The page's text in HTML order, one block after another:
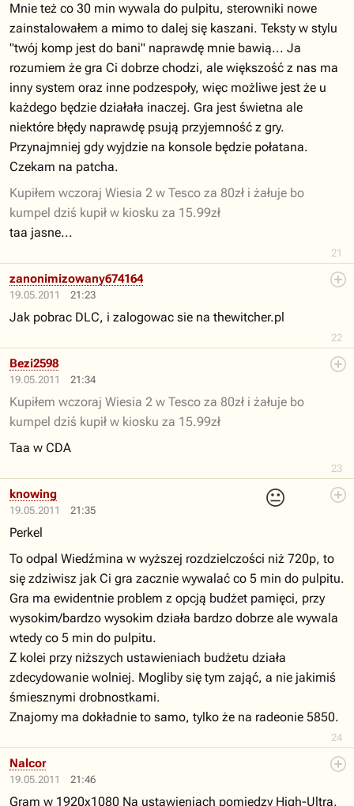
21
Mnie też co 30 min wywala do pulpitu, sterowniki nowe
zainstalowałem a mimo to dalej się kaszani. Teksty w stylu
"twój komp jest do bani" naprawdę mnie bawią... Ja
rozumiem że gra Ci dobrze chodzi, ale większość z nas ma
inny system oraz inne podzespoły, więc możliwe jest że u
każdego będzie działała inaczej. Gra jest świetna ale
niektóre błędy naprawdę psują przyjemność z gry.
Przynajmniej gdy wyjdzie na konsole będzie połatana.
Czekam na patcha.
Kupiłem wczoraj Wiesia 2 w Tesco za 80zł i żałuje bo
kumpel dziś kupił w kiosku za 15.99zł
taa jasne...
19.05.2011 21:23
22
zanonimizowany674164
Jak pobrac DLC, i zalogowac sie na thewitcher.pl
19.05.2011 21:34
23
Bezi2598
Kupiłem wczoraj Wiesia 2 w Tesco za 80zł i żałuje bo
kumpel dziś kupił w kiosku za 15.99zł
Taa w CDA
19.05.2011 21:35
😐
24
knowing
Perkel
To odpal Wiedźmina w wyższej rozdzielczości niż 720p, to
się zdziwisz jak Ci gra zacznie wywalać co 5 min do pulpitu.
Gra ma ewidentnie problem z opcją budżet pamięci, przy
wysokim/bardzo wysokim działa bardzo dobrze ale wywala
wtedy co 5 min do pulpitu.
Z kolei przy niższych ustawieniach budżetu działa
zdecydowanie wolniej. Mogliby się tym zająć, a nie jakimiś
śmiesznymi drobnostkami.
Znajomy ma dokładnie to samo, tylko że na radeonie 5850.
19.05.2011 21:46
Nalcor
Gram w 1920x1080 Na ustawieniach pomiędzy High-Ultra,